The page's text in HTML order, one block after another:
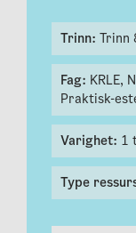
Trinn: Trinn
Fag: KRLE,
Praktisk-
Varighet: 1
Type